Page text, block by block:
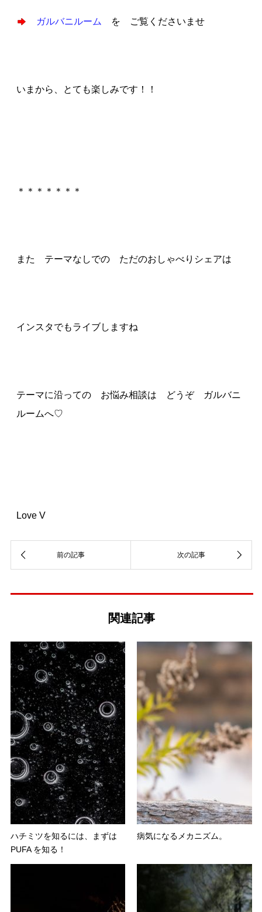
ガルバニルーム を ご覧くださいませ
いまから、とても楽しみです！！
＊＊＊＊＊＊＊
また テーマなしでの ただのおしゃべりシェアは
インスタでもライブしますね
テーマに沿っての お悩み相談は どうぞ ガルバニ
ルームへ♡
Love V
関連記事
ハチミツを知るには、まずは
PUFA を知る！
病気になるメカニズム。